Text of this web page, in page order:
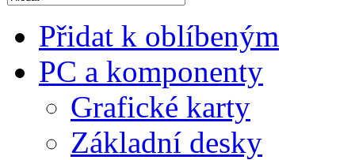
Přidat k oblíbeným
PC a komponenty
Grafické karty
Základní desky